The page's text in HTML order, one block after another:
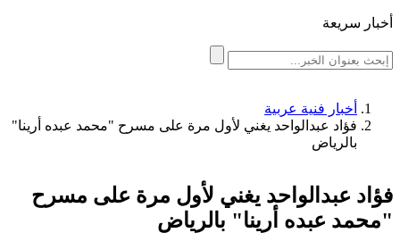
أخبار سريعة
أخبار فنية عربية
فؤاد عبدالواحد يغني لأول مرة على مسرح "محمد عبده أرينا"
بالرياض
فؤاد عبدالواحد يغني لأول مرة على مسرح
"محمد عبده أرينا" بالرياض